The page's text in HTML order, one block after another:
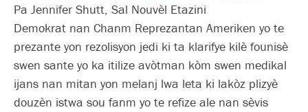
Pa Jennifer Shutt, Sal Nouvèl Etazini
Demokrat nan Chanm Reprezantan Ameriken yo te
prezante yon rezolisyon jedi ki ta klarifye kilè founisè
swen sante yo ka itilize avòtman kòm swen medikal
ijans nan mitan yon melanj lwa leta ki lakòz plizyè
douzèn istwa sou fanm yo te refize ale nan sèvis